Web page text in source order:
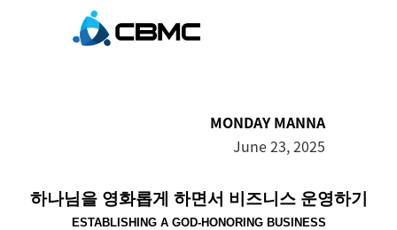
MONDAY MANNA
June 23, 2025
하나님을 영화롭게 하면서 비즈니스 운영하기
ESTABLISHING A GOD-HONORING BUSINESS